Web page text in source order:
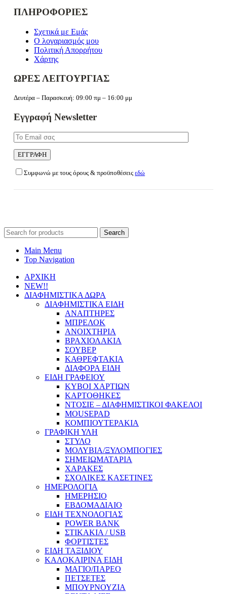
ΠΛΗΡΟΦΟΡΙΕΣ
Σχετικά με Εμάς
Ο λογαριασμός μου
Πολιτική Απορρήτου
Χάρτης
ΩΡΕΣ ΛΕΙΤΟΥΡΓΙΑΣ
Δευτέρα – Παρασκευή: 09:00 πμ – 16:00 μμ
Εγγραφή Newsletter
Συμφωνώ με τους όρους & προϋποθέσειςεδώ
Search
for:
Main Menu
Top Navigation
ΑΡΧΙΚΗ
NEW!!
ΔΙΑΦΗΜΙΣΤΙΚΑ ΔΩΡΑ
ΔΙΑΦΗΜΙΣΤΙΚΑ ΕΙΔΗ
ΑΝΑΠΤΗΡΕΣ
ΜΠΡΕΛΟΚ
ΑΝΟΙΧΤΗΡΙΑ
ΒΡΑΧΙΟΛΑΚΙΑ
ΣΟΥΒΕΡ
ΚΑΘΡΕΦΤΑΚΙΑ
ΔΙΑΦΟΡΑ ΕΙΔΗ
ΕΙΔΗ ΓΡΑΦΕΙΟΥ
ΚΥΒΟΙ ΧΑΡΤΙΩΝ
ΚΑΡΤΟΘΗΚΕΣ
ΝΤΟΣΙΕ – ΔΙΑΦΗΜΙΣΤΙΚΟΙ ΦΑΚΕΛΟΙ
MOUSEPAD
ΚΟΜΠΙΟΥΤΕΡΑΚΙΑ
ΓΡΑΦΙΚΗ ΥΛΗ
ΣΤΥΛΟ
ΜΟΛΥΒΙΑ/ΞΥΛΟΜΠΟΓΙΕΣ
ΣΗΜΕΙΩΜΑΤΑΡΙΑ
ΧΑΡΑΚΕΣ
ΣΧΟΛΙΚΕΣ ΚΑΣΕΤΙΝΕΣ
ΗΜΕΡΟΛΟΓΙΑ
ΗΜΕΡΗΣΙΟ
ΕΒΔΟΜΑΔΙΑΙΟ
ΕΙΔΗ ΤΕΧΝΟΛΟΓΙΑΣ
POWER BANK
ΣΤΙΚΑΚΙΑ / USB
ΦΟΡΤΙΣΤΕΣ
ΕΙΔΗ ΤΑΞΙΔΙΟΥ
ΚΑΛΟΚΑΙΡΙΝΑ ΕΙΔΗ
ΜΑΓΙΟ/ΠΑΡΕΟ
ΠΕΤΣΕΤΕΣ
ΜΠΟΥΡΝΟΥΖΙΑ